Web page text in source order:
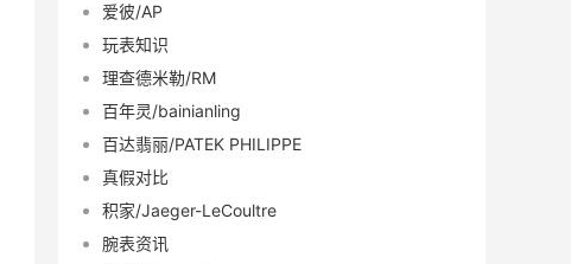
爱彼/AP
玩表知识
理查德米勒/RM
百年灵/bainianling
百达翡丽/PATEK PHILIPPE
真假对比
积家/Jaeger-LeCoultre
腕表资讯